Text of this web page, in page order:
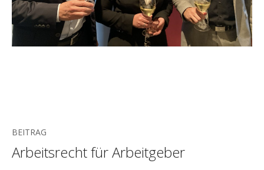
BEITRAG
Arbeitsrecht für Arbeitgeber